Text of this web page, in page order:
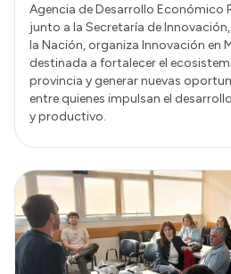
Agencia de Desarrollo Económico
junto a la Secretaría de
la Nación, organiza Innovación en
destinada a fortalecer el
provincia y generar nuevas
entre quienes impulsan el
y productivo.